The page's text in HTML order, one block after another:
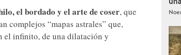
el bordado y el arte de coser, que
complejos “mapas astrales” que,
el infinito, de una dilatación y